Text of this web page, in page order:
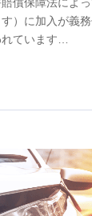
な範囲内におい
ータの項目】
がサービス提供
人データ
償保障法によ
）に加入が義
れています…